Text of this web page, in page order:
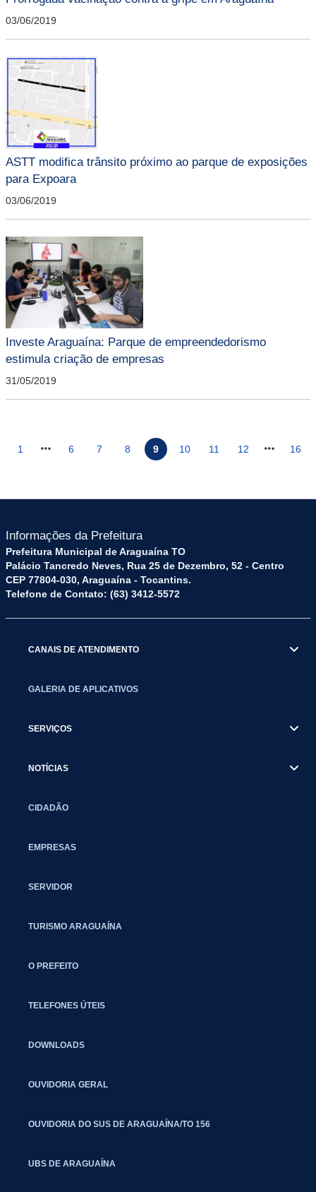
03/06/2019
ASTT modifica trânsito próximo ao parque de exposições
para Expoara
03/06/2019
Investe Araguaína: Parque de empreendedorismo
estimula criação de empresas
31/05/2019
1 6 7 8 9 10 11 12 16
Informações da Prefeitura
Prefeitura Municipal de Araguaína TO
Palácio Tancredo Neves, Rua 25 de Dezembro, 52 - Centro
CEP 77804-030, Araguaína - Tocantins.
Telefone de Contato: (63) 3412-5572
CANAIS DE ATENDIMENTO
GALERIA DE APLICATIVOS
SERVIÇOS
NOTÍCIAS
CIDADÃO
EMPRESAS
SERVIDOR
TURISMO ARAGUAÍNA
O PREFEITO
TELEFONES ÚTEIS
DOWNLOADS
OUVIDORIA GERAL
OUVIDORIA DO SUS DE ARAGUAÍNA/TO 156
UBS DE ARAGUAÍNA